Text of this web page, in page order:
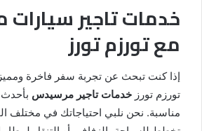
خدمات تاجير
مع تورزم تورز
إذا كنت تبحث عن تجربة سفر فاخرة
تورزم تورز خدمات تاجير مرسيدس بأحدث
مناسبة. نحن نلبي احتياجاتك في مختلف